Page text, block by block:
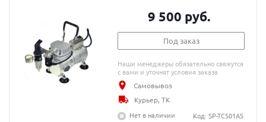
9 500 руб.
Под заказ
Наши менеджеры обязательно свяжутся
с вами и уточнят условия заказа
Самовывоз
Курьер, ТК
Нет в наличии
Код: SP-TC501AS